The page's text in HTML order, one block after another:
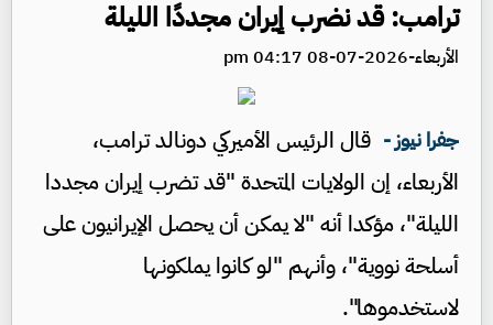
ترامب: قد نضرب إيران مجددًا الليلة
الأربعاء-2026-07-08 04:17 pm
جفرا نيوز - قال الرئيس الأميركي دونالد ترامب،
الأربعاء، إن الولايات المتحدة "قد تضرب إيران مجددا
الليلة"، مؤكدا أنه "لا يمكن أن يحصل الإيرانيون على
أسلحة نووية"، وأنهم "لو كانوا يملكونها
لاستخدموها".